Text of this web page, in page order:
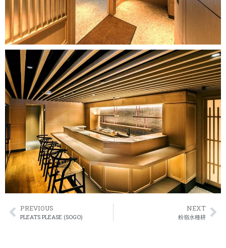
PREVIOUS
PLEATS PLEASE (SOGO)
NEXT
粉嶺水種耕